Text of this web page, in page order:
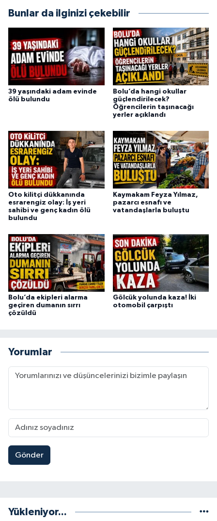
Bunlar da ilginizi çekebilir
39 yaşındaki adam evinde
ölü bulundu
Bolu’da hangi okullar
güçlendirilecek?
Öğrencilerin taşınacağı
yerler açıklandı
Oto kilitçi dükkanında
esrarengiz olay: İş yeri
sahibi ve genç kadın ölü
bulundu
Kaymakam Feyza Yılmaz,
pazarcı esnafı ve
vatandaşlarla buluştu
Bolu’da ekipleri alarma
geçiren dumanın sırrı
çözüldü
Gölcük yolunda kaza! İki
otomobil çarpıştı
Yorumlar
Gönder
Yükleniyor...